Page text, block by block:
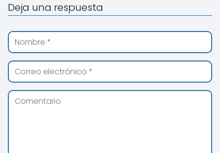
Deja una respuesta